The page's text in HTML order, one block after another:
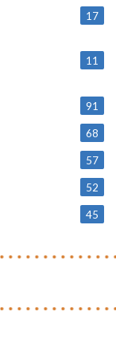
17
11
91
68
57
52
45